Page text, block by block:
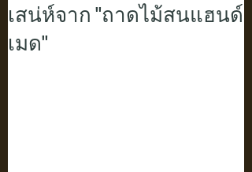
เสน่ห์จาก "ถาดไม้สนแฮนด์
เมด"